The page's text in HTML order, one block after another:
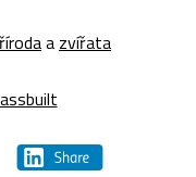
a zvířata